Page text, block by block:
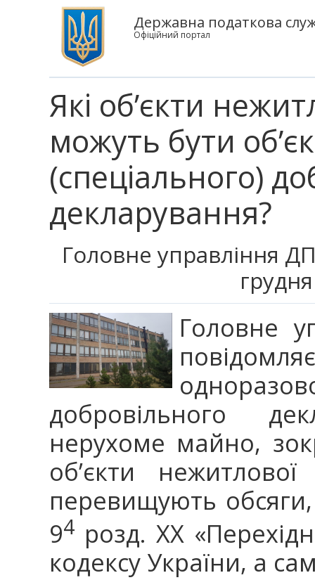
Державна податкова
Офіційний портал
Які об’єкти
можуть бути
(спеціального)
декларування?
Головне управління
Головне
добровільного
нерухоме майно,
об’єкти
перевищують
94 розд. ХХ
кодексу України, а